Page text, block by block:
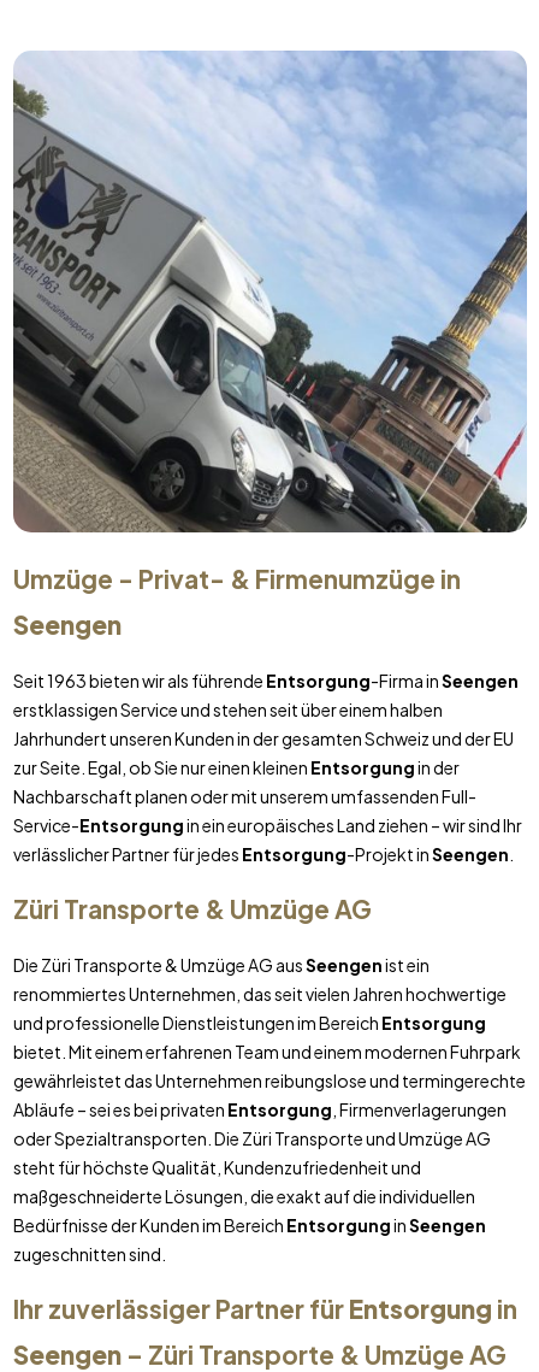
Umzüge - Privat- & Firmenumzüge in
Seengen
Seit 1963 bieten wir als führende Entsorgung-Firma inSeengen
erstklassigen Service und stehen seit über einem halben
Jahrhundert unseren Kunden in der gesamten Schweiz und der EU
zur Seite. Egal, ob Sie nur einen kleinen Entsorgungin der
Nachbarschaft planen oder mit unserem umfassenden Full-
Service-Entsorgungin ein europäisches Land ziehen – wir sind Ihr
verlässlicher Partner für jedes Entsorgung-Projekt inSeengen
Züri Transporte & Umzüge AG
Die Züri Transporte & Umzüge AG ausSeengenist ein
renommiertes Unternehmen, das seit vielen Jahren hochwertige
und professionelle Dienstleistungen im Bereich Entsorgung
bietet. Mit einem erfahrenen Team und einem modernen Fuhrpark
gewährleistet das Unternehmen reibungslose und termingerechte
Abläufe – sei es bei privaten Entsorgung , Firmenverlagerungen
oder Spezialtransporten. Die Züri Transporte und Umzüge AG
steht für höchste Qualität, Kundenzufriedenheit und
maßgeschneiderte Lösungen, die exakt auf die individuellen
Bedürfnisse der Kunden im Bereich EntsorgunginSeengen
zugeschnitten sind.
Ihr zuverlässiger Partner fürEntsorgung in
Seengen– Züri Transporte & Umzüge AG